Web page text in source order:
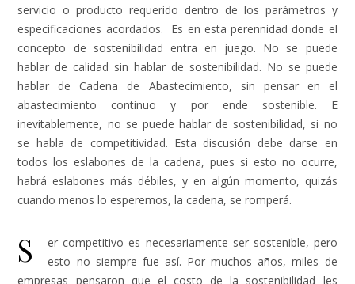
servicio o producto requerido dentro de los parámetros y
especificaciones acordados. Es en esta perennidad donde el
concepto de sostenibilidad entra en juego. No se puede
hablar de calidad sin hablar de sostenibilidad. No se puede
hablar de Cadena de Abastecimiento, sin pensar en el
abastecimiento continuo y por ende sostenible. E
inevitablemente, no se puede hablar de sostenibilidad, si no
se habla de competitividad. Esta discusión debe darse en
todos los eslabones de la cadena, pues si esto no ocurre,
habrá eslabones más débiles, y en algún momento, quizás
cuando menos lo esperemos, la cadena, se romperá.
S
er competitivo es necesariamente ser sostenible, pero
esto no siempre fue así. Por muchos años, miles de
empresas pensaron que el costo de la sostenibilidad les